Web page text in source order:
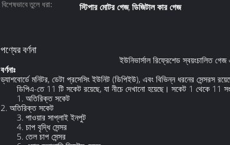
বিশেষভাবে তুলে ধরা:
স্টিপার মোটর গেজ, ডিজিটাল কার গেজ
পণ্যের বর্ণনা
ইউনিভার্সাল রিফ্রেশেড স্বয়ংচালিত
বর্ণনাঃ
ড্যাশবোর্ডে মনিটর, ডেটা প্রসেসিং ইউনিট (ডিপিইউ), এবং বিভিন্ন ধরনের
ডিপিএ-তে 11 টি সকেট রয়েছে, যা নীচে দেখানো হয়েছে। সকেট 1 থেকে 11
1. অতিরিক্ত সকেট
2. অতিরিক্ত সকেট
3. পাওয়ার সাপ্লাই ইনপুট
4. চাপ বৃদ্ধি সেন্সর
5. তেল চাপ সেন্সর